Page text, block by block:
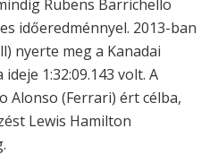
Rubens Barrichello
időeredménnyel. 2013-ban
nyerte meg a Kanadai
1:32:09.143 volt. A
Alonso (Ferrari) ért célba,
Lewis Hamilton